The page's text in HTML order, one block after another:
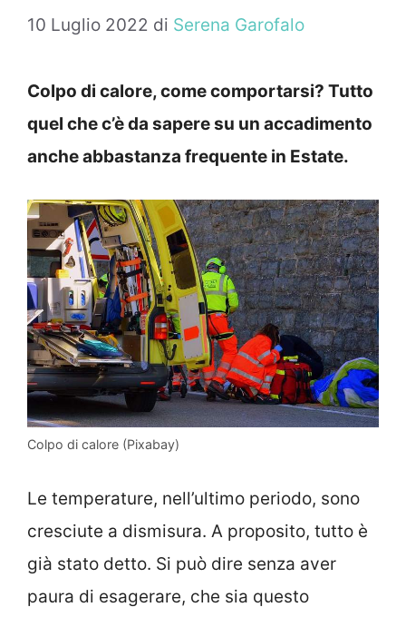
10 Luglio 2022 di Serena Garofalo
Colpo di calore, come comportarsi? Tutto
quel che c’è da sapere su un accadimento
anche abbastanza frequente in Estate.
Colpo di calore (Pixabay)
Le temperature, nell’ultimo periodo, sono
cresciute a dismisura. A proposito, tutto è
già stato detto. Si può dire senza aver
paura di esagerare, che sia questo